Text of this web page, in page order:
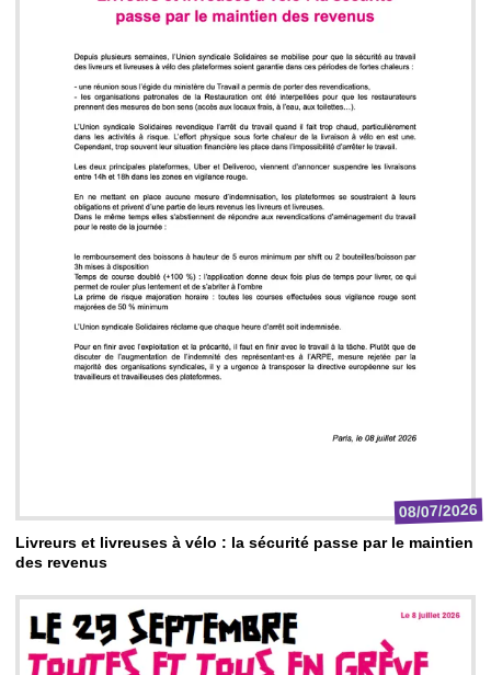
08/07/2026
Livreurs et livreuses à vélo : la sécurité passe par le maintien
des revenus